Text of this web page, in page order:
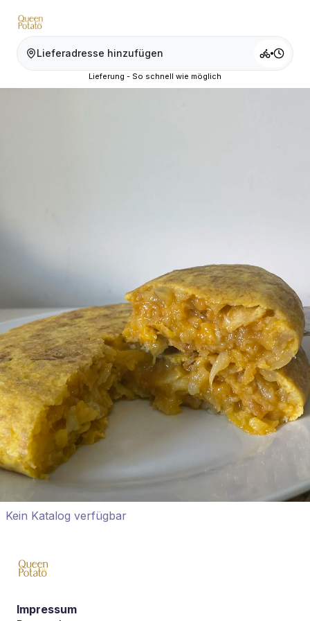
Lieferadresse hinzufügen
Lieferung - So schnell wie möglich
Kein Katalog verfügbar
Impressum